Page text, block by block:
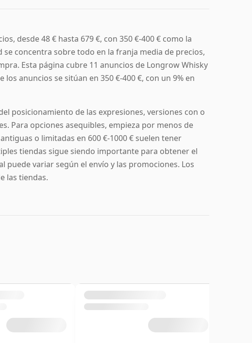
desde 48 € hasta 679 €, con 350 €-400 € como la
concentra sobre todo en la franja media de precios,
Esta página cubre 11 anuncios de Longrow Whisky
anuncios se sitúan en 350 €-400 €, con un 9% en
posicionamiento de las expresiones, versiones con o
Para opciones asequibles, empieza por menos de
o limitadas en 600 €-1000 € suelen tener
tiendas sigue siendo importante para obtener el
variar según el envío y las promociones. Los
las tiendas.